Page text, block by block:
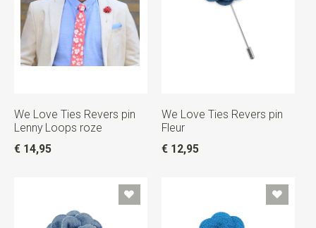
We Love Ties Revers pin
Lenny Loops roze
€ 14,95
We Love Ties Revers pin
Fleur
€ 12,95